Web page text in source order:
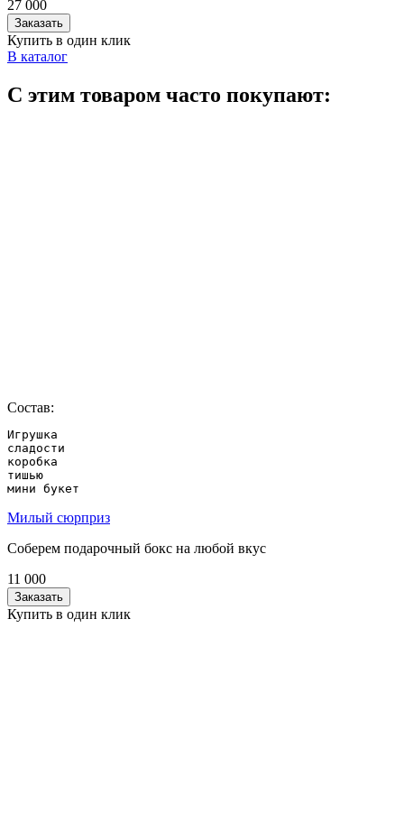
27 000
Заказать
Купить в один клик
В каталог
С этим товаром часто покупают:
Состав:
Игрушка
сладости
коробка
тишью
мини букет
Милый сюрприз
Соберем подарочный бокс на любой вкус
11 000
Заказать
Купить в один клик